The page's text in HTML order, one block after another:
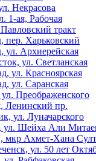
Некрасова
1-ая, Рабочая
тракт
пер. Харьковский
ул. Архиерейская
ул. Светланская
ул. Красноярская
ул. Саранская
Преображенского
Ленинский пр.
ул. Луначарского
ул. Шейха Али
мкр Ахмет-Хана
ул. 50 лет